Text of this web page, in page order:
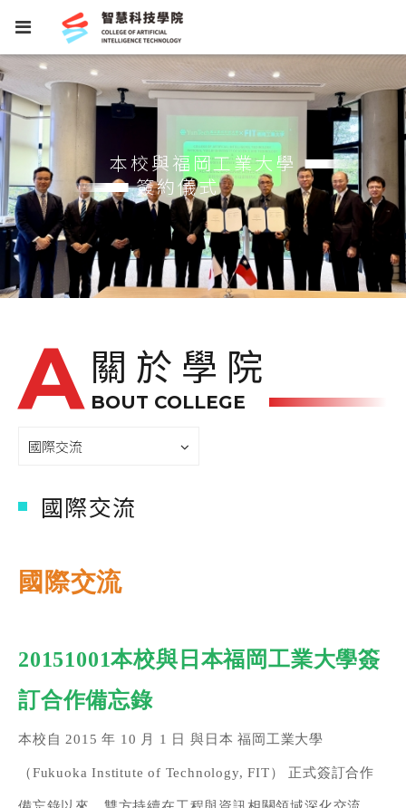
本校與福岡工業大學
簽約儀式
關於學院
BOUT COLLEGE
國際交流
國際交流
20151001本校與日本福岡工業大學簽
訂合作備忘錄
本校自 2015 年 10 月 1 日 與日本 福岡工業大學
（Fukuoka Institute of Technology, FIT） 正式簽訂合作
國際交流